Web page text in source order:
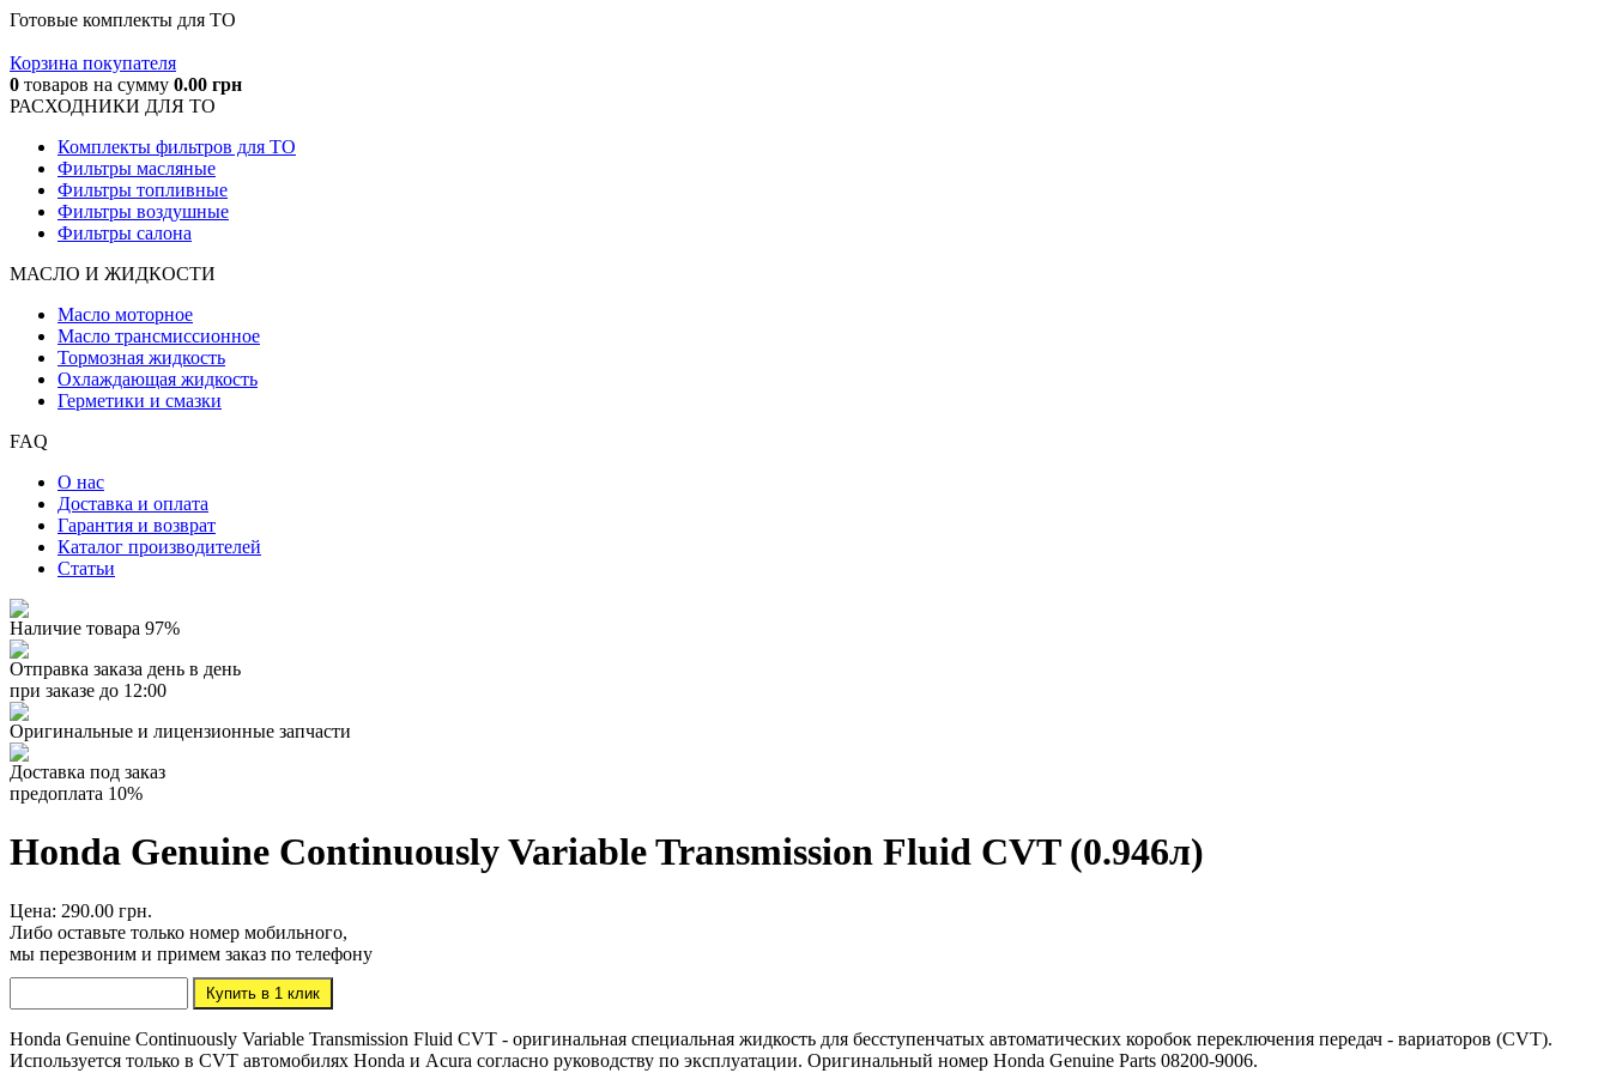
Готовые комплекты для ТО
Корзина покупателя
0 товаров на сумму 0.00 грн
РАСХОДНИКИ ДЛЯ ТО
Комплекты фильтров для ТО
Фильтры масляные
Фильтры топливные
Фильтры воздушные
Фильтры салона
МАСЛО И ЖИДКОCТИ
Масло моторное
Масло трансмиссионное
Тормозная жидкость
Охлаждающая жидкость
Герметики и смазки
FAQ
О нас
Доставка и оплата
Гарантия и возврат
Каталог производителей
Статьи
Наличие товара 97%
Отправка заказа день в день
при заказе до 12:00
Оригинальные и лицензионные запчасти
Доставка под заказ
предоплата 10%
Honda Genuine Continuously Variable Transmission Fluid CVT (0.946л)
Цена: 290.00 грн.
Либо оставьте только номер мобильного,
мы перезвоним и примем заказ по телефону
Honda Genuine Continuously Variable Transmission Fluid CVT - оригинальная специальная жидкость для бесступенчатых автоматических коробок переключения передач - вариаторов (CVT).
Используется только в CVT автомобилях Honda и Acura согласно руководству по эксплуатации. Оригинальный номер Honda Genuine Parts 08200-9006.